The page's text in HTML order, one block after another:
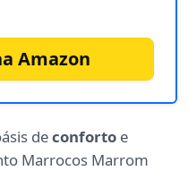
Amazon
deconforto e
Marrocos Marrom